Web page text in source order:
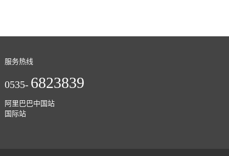
服务热线
0535- 6823839
阿里巴巴中国站
国际站